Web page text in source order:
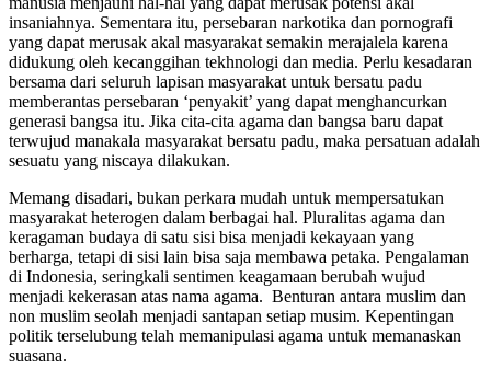
insaniahnya. Sementara itu, persebaran narkotika dan pornografi
yang dapat merusak akal masyarakat semakin merajalela karena
didukung oleh kecanggihan tekhnologi dan media. Perlu kesadaran
bersama dari seluruh lapisan masyarakat untuk bersatu padu
memberantas persebaran ‘penyakit’ yang dapat menghancurkan
generasi bangsa itu. Jika cita-cita agama dan bangsa baru dapat
terwujud manakala masyarakat bersatu padu, maka persatuan adalah
sesuatu yang niscaya dilakukan.
Memang disadari, bukan perkara mudah untuk mempersatukan
masyarakat heterogen dalam berbagai hal. Pluralitas agama dan
keragaman budaya di satu sisi bisa menjadi kekayaan yang
berharga, tetapi di sisi lain bisa saja membawa petaka. Pengalaman
di Indonesia, seringkali sentimen keagamaan berubah wujud
menjadi kekerasan atas nama agama. Benturan antara muslim dan
non muslim seolah menjadi santapan setiap musim. Kepentingan
politik terselubung telah memanipulasi agama untuk memanaskan
suasana.